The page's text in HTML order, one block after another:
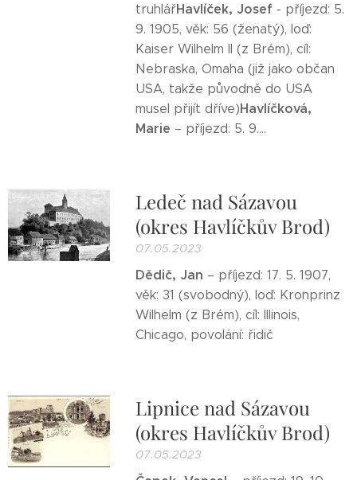
truhlářHavlíček, Josef - příjezd: 5.
9. 1905, věk: 56 (ženatý), loď:
Kaiser Wilhelm II (z Brém), cíl:
Nebraska, Omaha (již jako občan
USA, takže původně do USA
musel přijít dříve)Havlíčková,
Marie – příjezd: 5. 9....
Ledeč nad Sázavou
(okres Havlíčkův Brod)
07.05.2023
Dědič, Jan – příjezd: 17. 5. 1907,
věk: 31 (svobodný), loď: Kronprinz
Wilhelm (z Brém), cíl: Illinois,
Chicago, povolání: řidič
Lipnice nad Sázavou
(okres Havlíčkův Brod)
07.05.2023